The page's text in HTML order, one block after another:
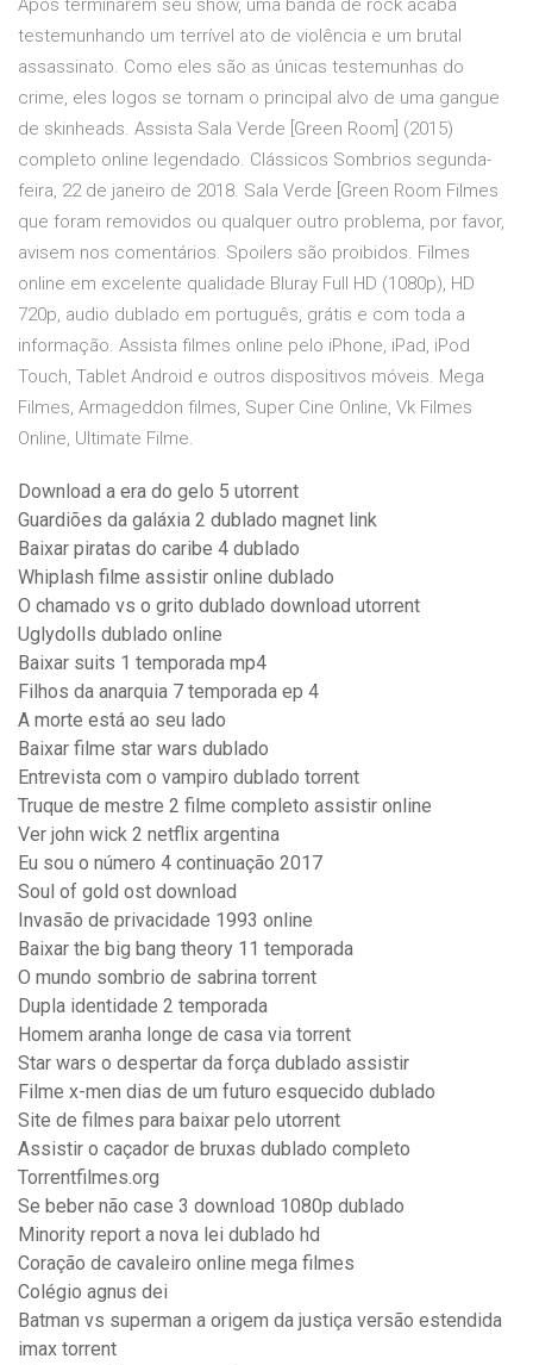
Após terminarem seu show, uma banda de rock acaba
testemunhando um terrível ato de violência e um brutal
assassinato. Como eles são as únicas testemunhas do
crime, eles logos se tornam o principal alvo de uma gangue
de skinheads. Assista Sala Verde [Green Room] (2015)
completo online legendado. Clássicos Sombrios segunda-
feira, 22 de janeiro de 2018. Sala Verde [Green Room Filmes
que foram removidos ou qualquer outro problema, por favor,
avisem nos comentários. Spoilers são proibidos. Filmes
online em excelente qualidade Bluray Full HD (1080p), HD
720p, audio dublado em português, grátis e com toda a
informação. Assista filmes online pelo iPhone, iPad, iPod
Touch, Tablet Android e outros dispositivos móveis. Mega
Filmes, Armageddon filmes, Super Cine Online, Vk Filmes
Online, Ultimate Filme.
Download a era do gelo 5 utorrent
Guardiões da galáxia 2 dublado magnet link
Baixar piratas do caribe 4 dublado
Whiplash filme assistir online dublado
O chamado vs o grito dublado download utorrent
Uglydolls dublado online
Baixar suits 1 temporada mp4
Filhos da anarquia 7 temporada ep 4
A morte está ao seu lado
Baixar filme star wars dublado
Entrevista com o vampiro dublado torrent
Truque de mestre 2 filme completo assistir online
Ver john wick 2 netflix argentina
Eu sou o número 4 continuação 2017
Soul of gold ost download
Invasão de privacidade 1993 online
Baixar the big bang theory 11 temporada
O mundo sombrio de sabrina torrent
Dupla identidade 2 temporada
Homem aranha longe de casa via torrent
Star wars o despertar da força dublado assistir
Filme x-men dias de um futuro esquecido dublado
Site de filmes para baixar pelo utorrent
Assistir o caçador de bruxas dublado completo
Torrentfilmes.org
Se beber não case 3 download 1080p dublado
Minority report a nova lei dublado hd
Coração de cavaleiro online mega filmes
Colégio agnus dei
Batman vs superman a origem da justiça versão estendida
imax torrent